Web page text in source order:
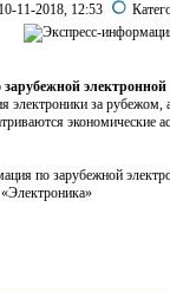
10-11-2018, 12:53
электронной
электроники за рубежом,
экономические
по зарубежной